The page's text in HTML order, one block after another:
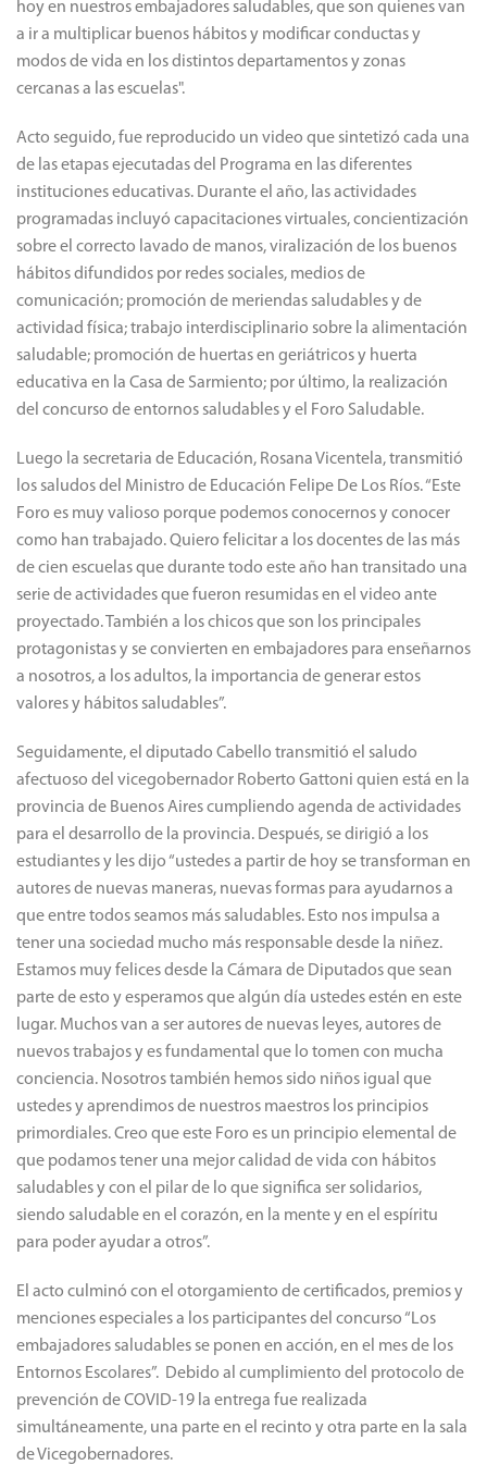
promoción de los hábitos saludables que tienen que ver con la
alimentación, la actividad física y la solidaridad para construir
entornos escolares saludables” manifestó Olga Álvarez.
Educación y a las más de cien escuelas que han participado.
También a los más de tres mil estudiantes que se transforman
hoy en nuestros embajadores saludables, que son quienes van
a ir a multiplicar buenos hábitos y modificar conductas y
modos de vida en los distintos departamentos y zonas
cercanas a las escuelas".
Acto seguido, fue reproducido un video que sintetizó cada una
de las etapas ejecutadas del Programa en las diferentes
instituciones educativas. Durante el año, las actividades
programadas incluyó capacitaciones virtuales, concientización
hábitos difundidos por redes sociales, medios de
comunicación; promoción de meriendas saludables y de
actividad física; trabajo interdisciplinario sobre la alimentación
saludable; promoción de huertas en geriátricos y huerta
educativa en la Casa de Sarmiento; por último, la realización
del concurso de entornos saludables y el Foro Saludable.
Luego la secretaria de Educación, Rosana Vicentela, transmitió
los saludos del Ministro de Educación Felipe De Los Ríos. “Este
Foro es muy valioso porque podemos conocernos y conocer
de cien escuelas que durante todo este año han transitado una
serie de actividades que fueron resumidas en el video ante
proyectado. También a los chicos que son los principales
protagonistas y se convierten en embajadores para enseñarnos
a nosotros, a los adultos, la importancia de generar estos
valores y hábitos saludables”.
Seguidamente, el diputado Cabello transmitió el saludo
afectuoso del vicegobernador Roberto Gattoni quien está en la
provincia de Buenos Aires cumpliendo agenda de actividades
para el desarrollo de la provincia. Después, se dirigió a los
estudiantes y les dijo “ustedes a partir de hoy se transforman en
autores de nuevas maneras, nuevas formas para ayudarnos a
que entre todos seamos más saludables. Esto nos impulsa a
tener una sociedad mucho más responsable desde la niñez.
Estamos muy felices desde la Cámara de Diputados que sean
parte de esto y esperamos que algún día ustedes estén en este
lugar. Muchos van a ser autores de nuevas leyes, autores de
nuevos trabajos y es fundamental que lo tomen con mucha
ustedes y aprendimos de nuestros maestros los principios
primordiales. Creo que este Foro es un principio elemental de
que podamos tener una mejor calidad de vida con hábitos
saludables y con el pilar de lo que significa ser solidarios,
siendo saludable en el corazón, en la mente y en el espíritu
para poder ayudar a otros”.